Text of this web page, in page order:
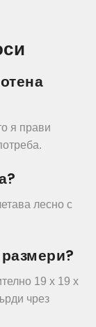
я прави
лесно с
19 x 19 x
чрез